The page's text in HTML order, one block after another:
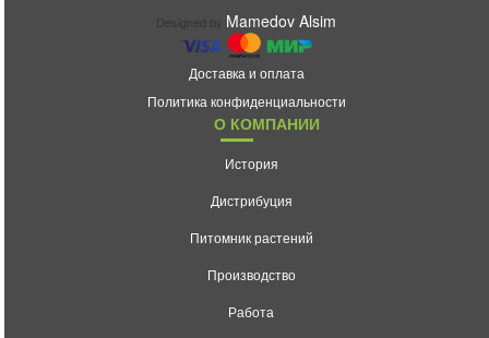
Designed by Mamedov Alsim
Доставка и оплата
Политика конфиденциальности
О КОМПАНИИ
История
Дистрибуция
Питомник растений
Производство
Работа